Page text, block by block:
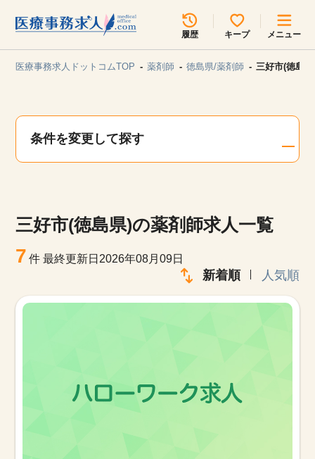
履歴 キープ メニュー
見学会・イベント情報
よくあるご質問
医療事務求人ドットコムTOP 薬剤師 徳島県/薬剤師 三好市(徳島
条件を変更して探す
三好市(徳島県)の薬剤師求人一覧
7 件最終更新日2026年08月09日
新着順 人気順
所在地のエリアを選択してください
各支店担当よりご連絡させていただきます。
関東
甲信越・北陸 中国・四国